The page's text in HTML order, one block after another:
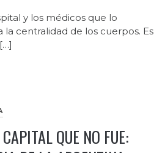
y los médicos que lo
la centralidad de los cuerpos. Es
QUE NO FUE: